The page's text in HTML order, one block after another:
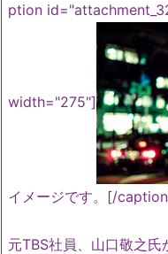
ption
width="275"]
イメージです。[/
元TBS社員、山口敬之